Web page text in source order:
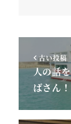
古い投稿
人の話
ばさん！